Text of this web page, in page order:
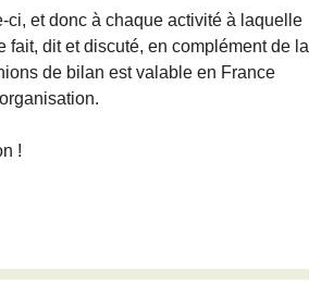
ci, et donc à chaque activité à laquelle
fait, dit et discuté, en complément de la
de bilan est valable en France
!